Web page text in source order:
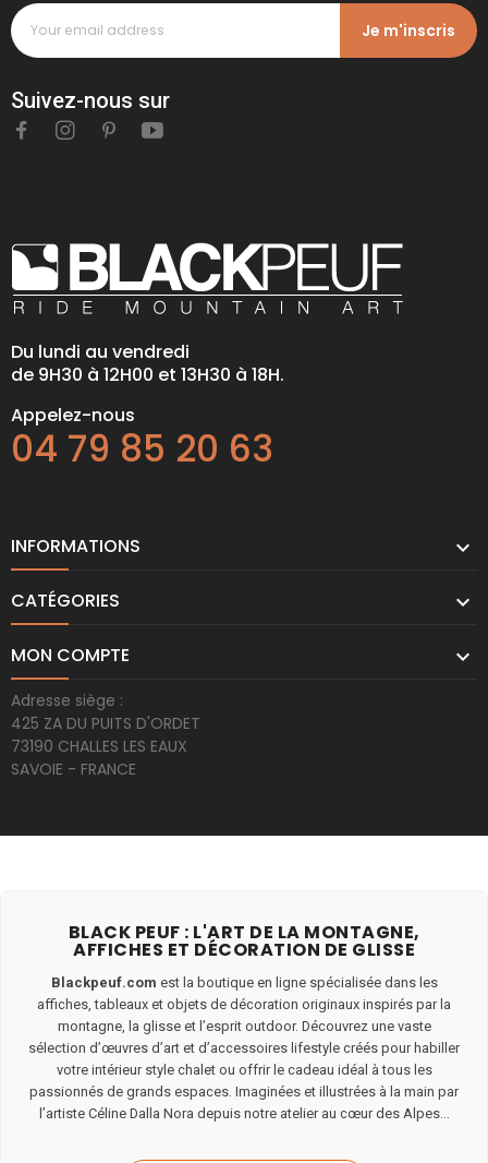
Je m'inscris
Suivez-nous sur
Du lundi au vendredi
de 9H30 à 12H00 et 13H30 à 18H.
Appelez-nous
04 79 85 20 63
INFORMATIONS 
CATÉGORIES 
MON COMPTE 
Adresse siège :
425 ZA DU PUITS D'ORDET
73190 CHALLES LES EAUX
SAVOIE - FRANCE
BLACK PEUF : L'ART DE LA MONTAGNE,
AFFICHES ET DÉCORATION DE GLISSE
Blackpeuf.com est la boutique en ligne spécialisée dans les
affiches, tableaux et objets de décoration originaux inspirés par la
montagne, la glisse et l’esprit outdoor. Découvrez une vaste
sélection d’œuvres d’art et d’accessoires lifestyle créés pour habiller
votre intérieur style chalet ou offrir le cadeau idéal à tous les
passionnés de grands espaces. Imaginées et illustrées à la main par
l’artiste Céline Dalla Nora depuis notre atelier au cœur des Alpes...